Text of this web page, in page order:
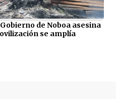
de Noboa asesina
se amplía